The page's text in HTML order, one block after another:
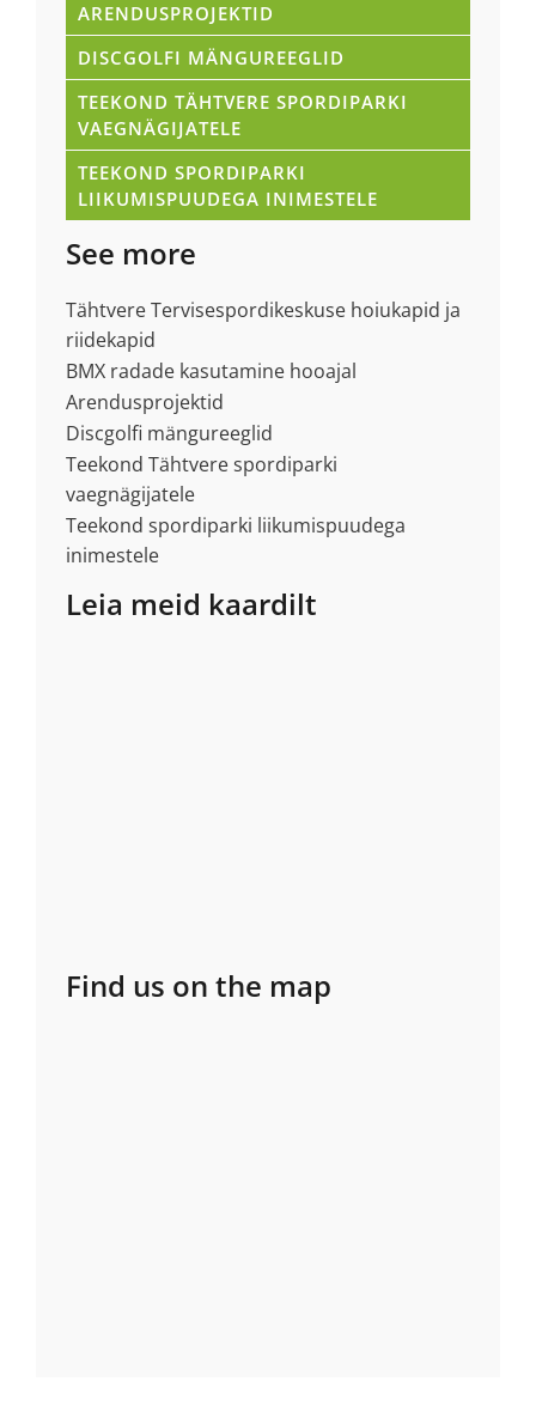
ARENDUSPROJEKTID
DISCGOLFI MÄNGUREEGLID
TEEKOND TÄHTVERE SPORDIPARKI
VAEGNÄGIJATELE
TEEKOND SPORDIPARKI
LIIKUMISPUUDEGA INIMESTELE
See more
Tähtvere Tervisespordikeskuse hoiukapid ja
riidekapid
BMX radade kasutamine hooajal
Arendusprojektid
Discgolfi mängureeglid
Teekond Tähtvere spordiparki
vaegnägijatele
Teekond spordiparki liikumispuudega
inimestele
Leia meid kaardilt
Find us on the map